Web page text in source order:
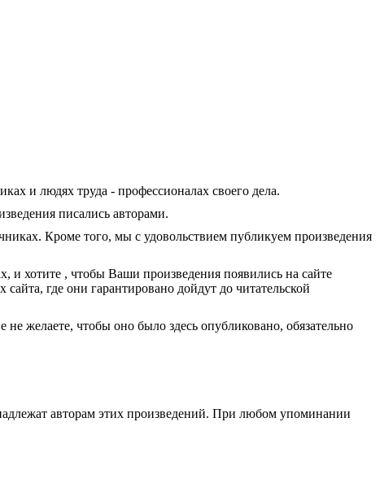
и людях труда - профессионалах своего дела.
писались авторами.
Кроме того, мы с удовольствием публикуем произведения
и хотите , чтобы Ваши произведения появились на сайте
где они гарантировано дойдут до читательской
желаете, чтобы оно было здесь опубликовано, обязательно
авторам этих произведений. При любом упоминании